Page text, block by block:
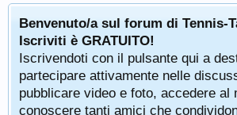
Benvenuto/a sul forum di Tennis-
Iscriviti è GRATUITO!
Iscrivendoti con il pulsante qui a
partecipare attivamente nelle
pubblicare video e foto, accedere al
conoscere tanti amici che